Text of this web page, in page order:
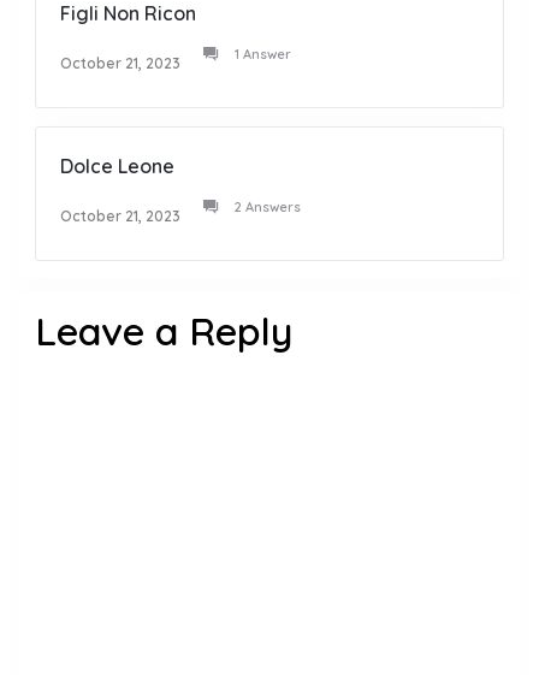
Figli Non Ricon
October 21, 2023 1 Answer
Dolce Leone
October 21, 2023 2 Answers
Leave a Reply